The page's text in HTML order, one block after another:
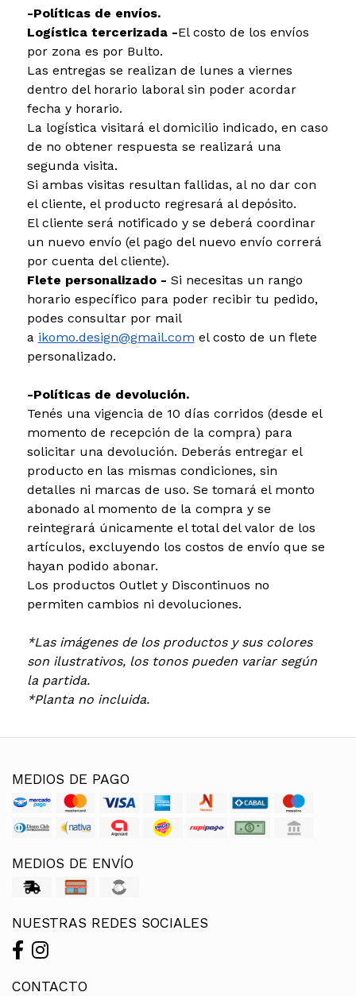
-Políticas de envíos.
Logística tercerizada -El costo de los envíos
por zona es por Bulto.
Las entregas se realizan de lunes a viernes
dentro del horario laboral sin poder acordar
fecha y horario.
La logística visitará el domicilio indicado, en caso
de no obtener respuesta se realizará una
segunda visita.
Si ambas visitas resultan fallidas, al no dar con
el cliente, el producto regresará al depósito.
El cliente será notificado y se deberá coordinar
un nuevo envío (el pago del nuevo envío correrá
por cuenta del cliente).
Flete personalizado - Si necesitas un rango
horario específico para poder recibir tu pedido,
podes consultar por mail
a ikomo.design@gmail.com el costo de un flete
personalizado.
-Políticas de devolución.
Tenés una vigencia de 10 días corridos (desde el
momento de recepción de la compra) para
solicitar una devolución. Deberás entregar el
producto en las mismas condiciones, sin
detalles ni marcas de uso. Se tomará el monto
abonado al momento de la compra y se
reintegrará únicamente el total del valor de los
artículos, excluyendo los costos de envío que se
hayan podido abonar.
Los productos Outlet y Discontinuos no
permiten cambios ni devoluciones.
*Las imágenes de los productos y sus colores
son ilustrativos, los tonos pueden variar según
la partida.
*Planta no incluida.
MEDIOS DE PAGO
MEDIOS DE ENVÍO
NUESTRAS REDES SOCIALES
CONTACTO